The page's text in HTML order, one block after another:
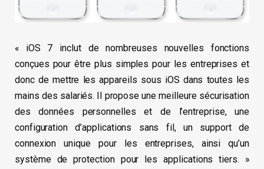
« iOS 7 inclut de nombreuses nouvelles fonctions
conçues pour être plus simples pour les entreprises et
donc de mettre les appareils sous iOS dans toutes les
mains des salariés. Il propose une meilleure sécurisation
des données personnelles et de l’entreprise, une
configuration d’applications sans fil, un support de
connexion unique pour les entreprises, ainsi qu’un
système de protection pour les applications tiers. »